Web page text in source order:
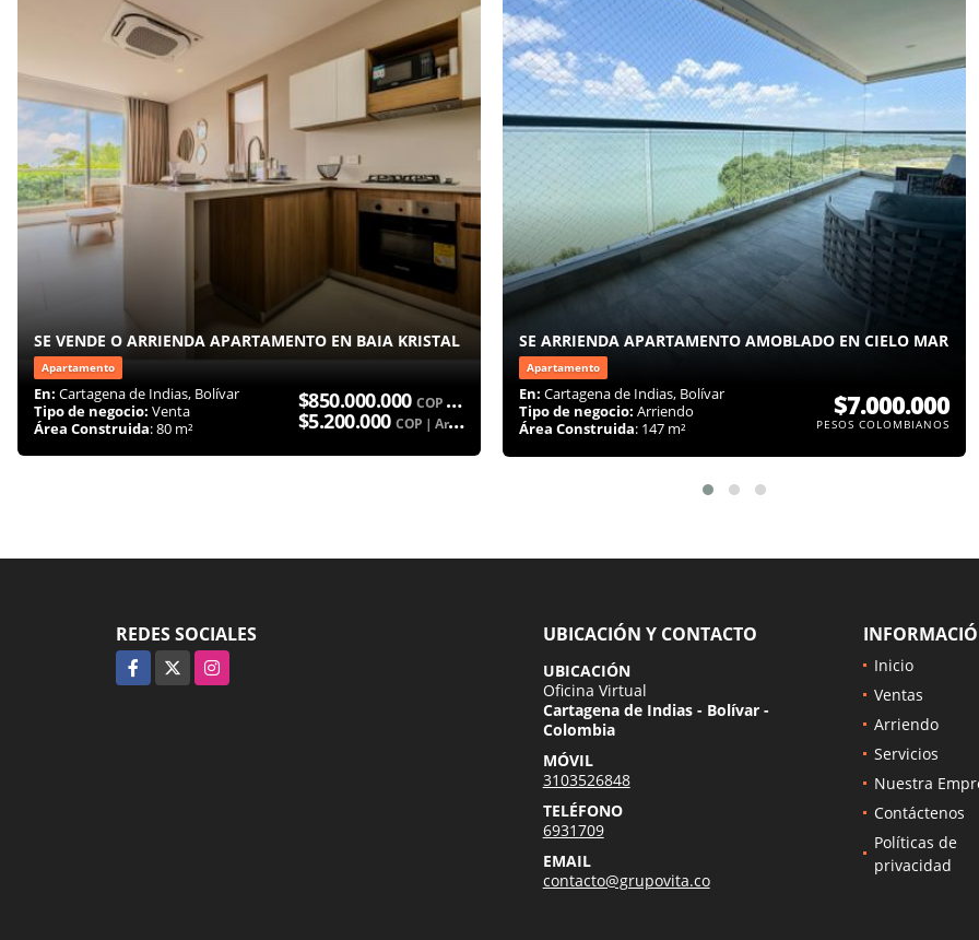
SE VENDE O ARRIENDA APARTAMENTO EN BAIA KRISTAL
Apartamento
En: Cartagena de Indias, Bolívar
Tipo de negocio: Venta
Área Construida: 80 m²
$850.000.000 COP | Venta
$5.200.000 COP | Arriendo
SE ARRIENDA APARTAMENTO AMOBLADO EN CIELO MAR
Apartamento
En: Cartagena de Indias, Bolívar
Tipo de negocio: Arriendo
Área Construida: 147 m²
$7.000.000
PESOS COLOMBIANOS
REDES SOCIALES
Facebook Instagram
UBICACIÓN Y CONTACTO
UBICACIÓN
Oficina Virtual
Cartagena de Indias - Bolívar -
Colombia
MÓVIL
3103526848
TELÉFONO
6931709
EMAIL
contacto@grupovita.co
Inicio
Ventas
Arriendo
Servicios
Nuestra
Contáctenos
Políticas de
privacidad